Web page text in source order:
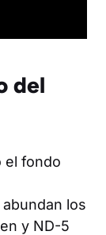
del
el fondo
los
y ND-5